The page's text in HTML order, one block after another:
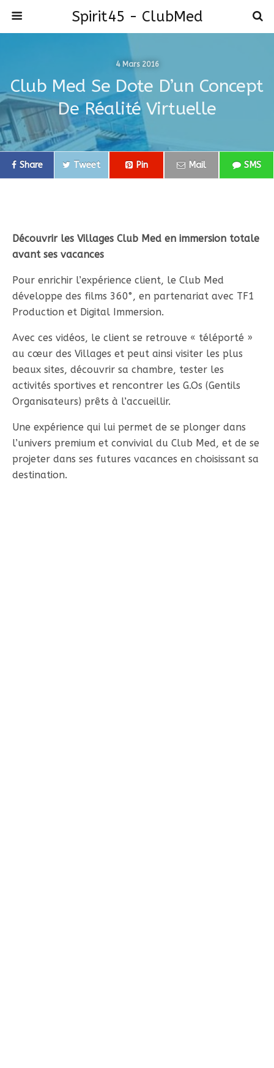
Spirit45 - ClubMed
4 Mars 2016
Club Med Se Dote D’un Concept
De Réalité Virtuelle
Share Tweet Pin Mail SMS
Découvrir les Villages Club Med en immersion totale
avant ses vacances
Pour enrichir l’expérience client, le Club Med
développe des films 360°, en partenariat avec TF1
Production et Digital Immersion.
Avec ces vidéos, le client se retrouve « téléporté »
au cœur des Villages et peut ainsi visiter les plus
beaux sites, découvrir sa chambre, tester les
activités sportives et rencontrer les G.Os (Gentils
Organisateurs) prêts à l’accueillir.
Une expérience qui lui permet de se plonger dans
l’univers premium et convivial du Club Med, et de se
projeter dans ses futures vacances en choisissant sa
destination.